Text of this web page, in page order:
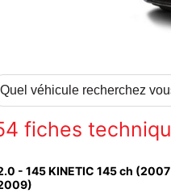
fiches
- 145 KINETIC 145 ch